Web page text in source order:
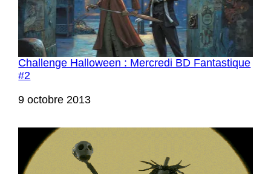
Challenge Halloween : Mercredi BD Fantastique
#2
Date
9 octobre 2013